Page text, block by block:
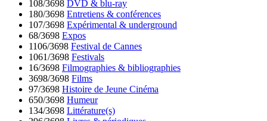
108/3698 DVD & blu-ray
180/3698 Entretiens & conférences
107/3698 Expérimental & underground
68/3698 Expos
1106/3698 Festival de Cannes
1061/3698 Festivals
16/3698 Filmographies & bibliographies
3698/3698 Films
97/3698 Histoire de Jeune Cinéma
650/3698 Humeur
134/3698 Littérature(s)